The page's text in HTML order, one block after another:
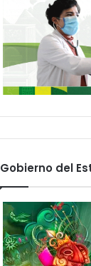
Gobierno del